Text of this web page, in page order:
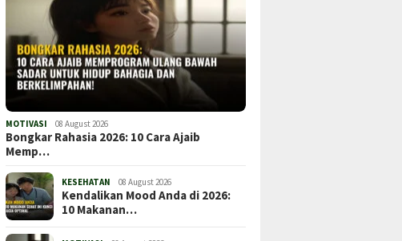
MOTIVASI 08 August 2026
Bongkar Rahasia 2026: 10 Cara Ajaib
Memp…
KESEHATAN 08 August 2026
Kendalikan Mood Anda di 2026:
10 Makanan…